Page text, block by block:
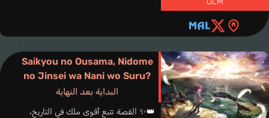
Saikyou no Ousama, Nidome
no Jinsei wa Nani wo Suru?
البداية بعد النهاية
👑✨ القصة تتبع أقوى ملك في التاريخ،